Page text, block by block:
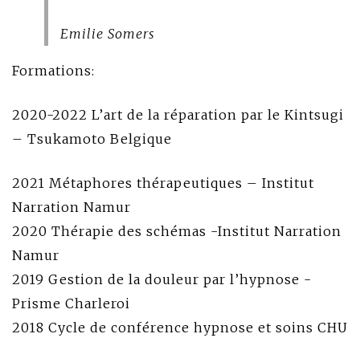
Emilie Somers
Formations:
2020-2022 L’art de la réparation par le Kintsugi
– Tsukamoto Belgique
2021 Métaphores thérapeutiques – Institut
Narration Namur
2020 Thérapie des schémas -Institut Narration
Namur
2019 Gestion de la douleur par l’hypnose -
Prisme Charleroi
2018 Cycle de conférence hypnose et soins CHU